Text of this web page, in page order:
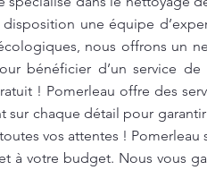
une équipe
nous offrons un
bénéficier d’un service
! Pomerleau offre des
sur chaque détail pour
vos attentes ! Pomerleau
à votre budget. Nous vous